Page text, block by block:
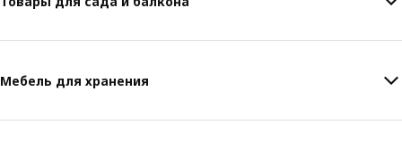
Мебель для хранения